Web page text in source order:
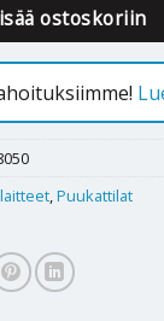
ostoskoriin
Puukattilat